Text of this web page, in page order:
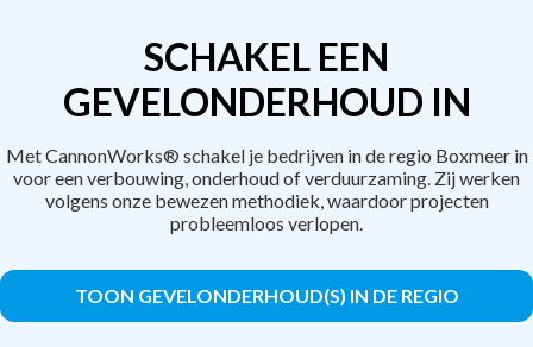
SCHAKEL EEN
GEVELONDERHOUD IN
Met CannonWorks® schakel je bedrijven in de regio Boxmeer in
voor een verbouwing, onderhoud of verduurzaming. Zij werken
volgens onze bewezen methodiek, waardoor projecten
probleemloos verlopen.
TOON GEVELONDERHOUD(S) IN DE REGIO